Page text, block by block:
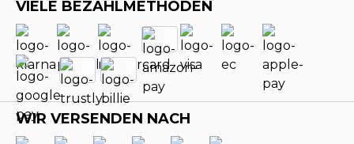
VIELE BEZAHLMETHODEN
WIR VERSENDEN NACH